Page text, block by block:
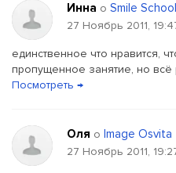
Инна о Smile School
27 Ноябрь 2011,
единственное что нравится,
пропущенное занятие, но всё
Посмотреть →
Оля о Image Osvita
27 Ноябрь 2011,